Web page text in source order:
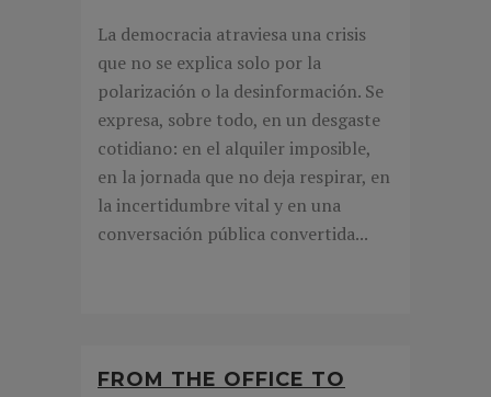
La democracia atraviesa una crisis
que no se explica solo por la
polarización o la desinformación. Se
expresa, sobre todo, en un desgaste
cotidiano: en el alquiler imposible,
en la jornada que no deja respirar, en
la incertidumbre vital y en una
conversación pública convertida...
FROM THE OFFICE TO